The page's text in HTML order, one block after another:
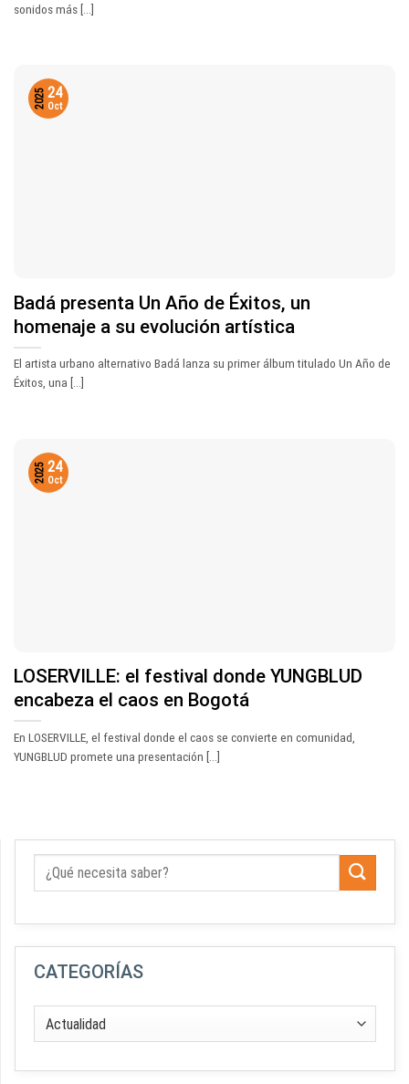
sonidos más [...]
Badá presenta Un Año de Éxitos, un
homenaje a su evolución artística
El artista urbano alternativo Badá lanza su primer álbum titulado Un Año de
Éxitos, una [...]
24
Oct
2025
LOSERVILLE: el festival donde YUNGBLUD
encabeza el caos en Bogotá
En LOSERVILLE, el festival donde el caos se convierte en comunidad,
YUNGBLUD promete una presentación [...]
24
Oct
2025
CATEGORÍAS